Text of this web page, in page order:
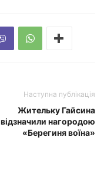
Наступна публікація
Жительку Гайсина
відзначили нагородою
«Берегиня воїна»